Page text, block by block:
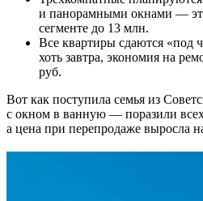
и панорамными окнами —
сегменте до 13 млн.
Все квартиры сдаются «под
хоть завтра, экономия на
руб.
Вот как поступила семья из
с окном в ванную — поразили
а цена при перепродаже выросла